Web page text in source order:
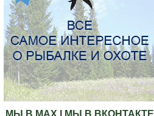
МЫ В МАХ МЫ В ВКОНТАКТЕ